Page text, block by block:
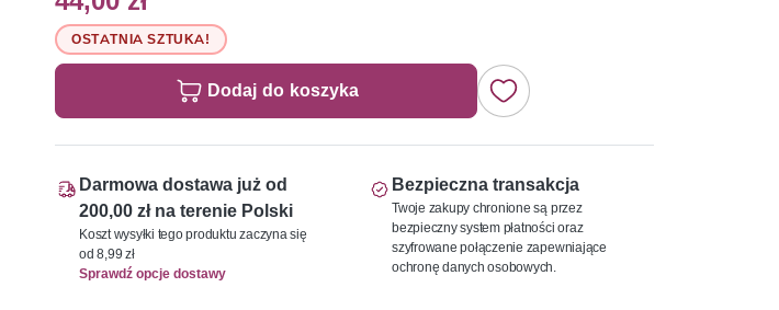
OSTATNIA SZTUKA!
Dodaj do koszyka
Darmowa dostawa już od
200,00 zł na terenie Polski
Koszt wysyłki tego produktu zaczyna się
od 8,99 zł
Sprawdź opcje dostawy
Bezpieczna transakcja
Twoje zakupy chronione są przez
bezpieczny system płatności oraz
szyfrowane połączenie zapewniające
ochronę danych osobowych.